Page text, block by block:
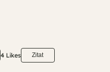
4 Likes Zitat